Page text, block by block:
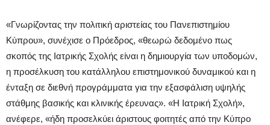
«Γνωρίζοντας την πολιτική αριστείας του Πανεπιστημίου
Κύπρου», συνέχισε ο Πρόεδρος, «θεωρώ δεδομένο πως
σκοπός της Ιατρικής Σχολής είναι η δημιουργία των υποδομών,
η προσέλκυση του κατάλληλου επιστημονικού δυναμικού και η
ένταξη σε διεθνή προγράμματα για την εξασφάλιση υψηλής
στάθμης βασικής και κλινικής έρευνας». «Η Ιατρική Σχολή»,
ανέφερε, «ήδη προσελκύει άριστους φοιτητές από την Κύπρο